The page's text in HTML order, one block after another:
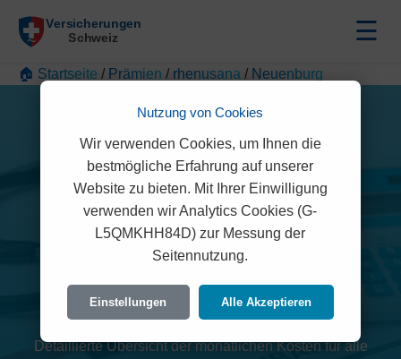
☰
🏠 Startseite / Prämien / rhenusana / Neuenburg
rhenusana Prämien 2026
(Neuenburg)
Detaillierte Übersicht der monatlichen Kosten für alle
Nutzung von Cookies
Wir verwenden Cookies, um Ihnen die
bestmögliche Erfahrung auf unserer
Website zu bieten. Mit Ihrer Einwilligung
verwenden wir Analytics Cookies (G-
L5QMKHH84D) zur Messung der
Seitennutzung.
Einstellungen Alle Akzeptieren